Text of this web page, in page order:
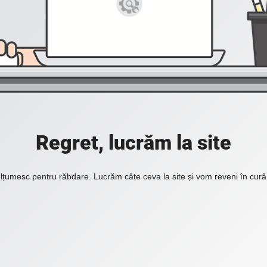
Regret, lucrăm la site
pentru răbdare. Lucrăm câte ceva la site și vom reveni în